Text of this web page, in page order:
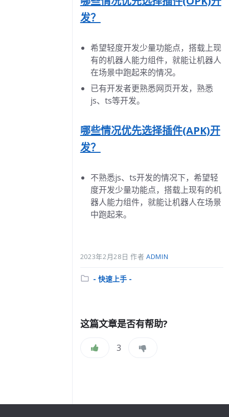
发？
希望轻度开发少量功能点，搭载上现
有的机器人能力组件，就能让机器人
在场景中跑起来的情况。
已有开发者更熟悉网页开发，熟悉
js、ts等开发。
哪些情况优先选择插件(APK)开
发？
不熟悉js、ts开发的情况下，希望轻
度开发少量功能点，搭载上现有的机
器人能力组件，就能让机器人在场景
中跑起来。
2023年2月28日 作者 ADMIN
分
- 快速上手 -
这篇文章是否有帮助?
3